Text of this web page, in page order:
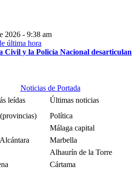
2026 - 9:38 am
Civil y la Policía Nacional desarticulan
Noticias de Portada
leídas
Últimas noticias
Política
Málaga capital
Marbella
Alhaurín de la Torre
Cártama